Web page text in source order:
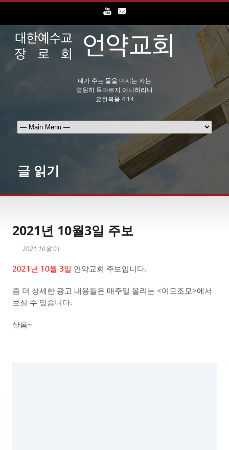
내가 주는 물을 마시는 자는
영원히 목마르지 아니하리니
요한복음 4:14
글 읽기
2021년 10월3일 주보
2021 10월 01
2021년 10월 3일 언약교회 주보입니다.
좀 더 상세한 광고 내용들은 매주일 올리는 <이모조모>에서
보실 수 있습니다.
샬롬~